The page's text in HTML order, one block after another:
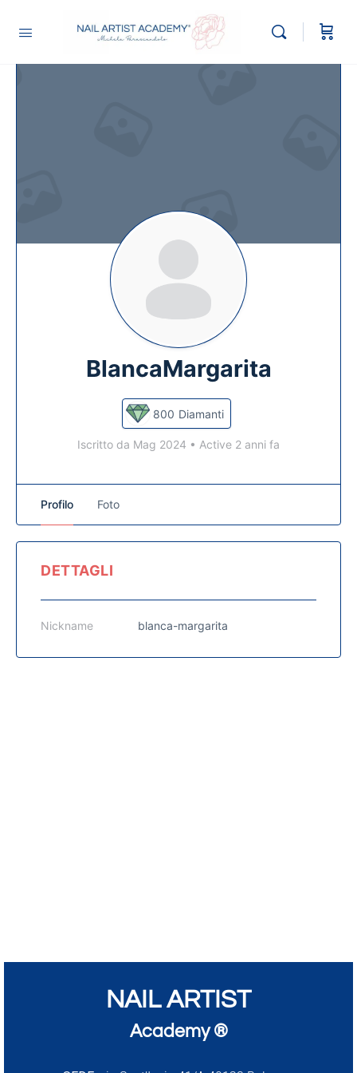
BlancaMargarita
800 Diamanti
Iscritto da Mag 2024 • Active 2 anni fa
Profilo Foto
DETTAGLI
Nickname blanca-margarita
NAIL ARTIST
Academy ®